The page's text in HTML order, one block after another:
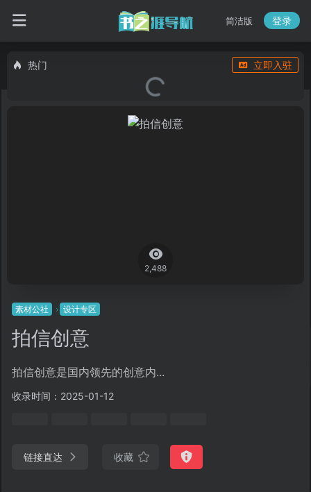
简洁版 登录
热门 立即入驻
2,488
素材公社 设计专区
拍信创意
拍信创意是国内领先的创意内...
收录时间：2025-01-12
链接直达 收藏